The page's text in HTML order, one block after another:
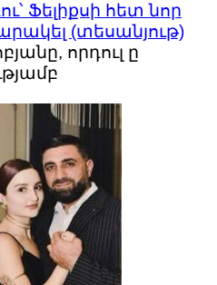
Ֆելիքսի հետ նոր
(տեսանյութ)
որդուլ ը